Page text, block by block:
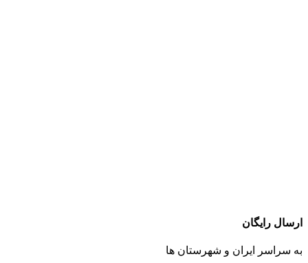
ارسال رایگان
به سراسر ایران و شهرستان ها